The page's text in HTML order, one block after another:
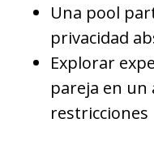
Una pool
privacidad
Explorar
pareja en un
restricciones